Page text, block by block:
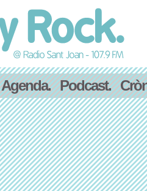
Agenda. Podcast.